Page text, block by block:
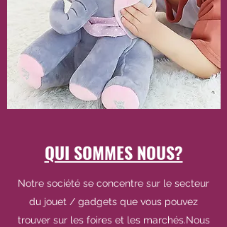
QUI SOMMES NOUS?
Notre société se concentre sur le secteur
du jouet / gadgets que vous pouvez
trouver sur les foires et les marchés.Nous